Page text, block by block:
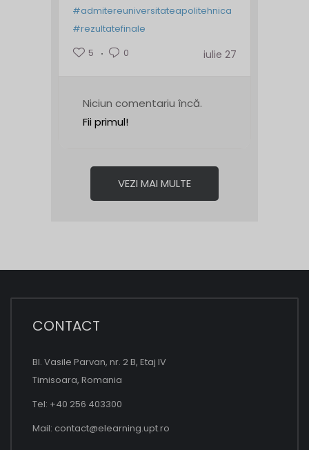
#admitereuniversitateapolitehnica
#rezultatefinale
5
0 iulie 27
Niciun comentariu încă.
Fii primul!
VEZI MAI MULTE
CONTACT
Bl. Vasile Parvan, nr. 2 B, Etaj IV
Timisoara, Romania
Tel: +40 256 403300
Mail: contact@elearning.upt.ro